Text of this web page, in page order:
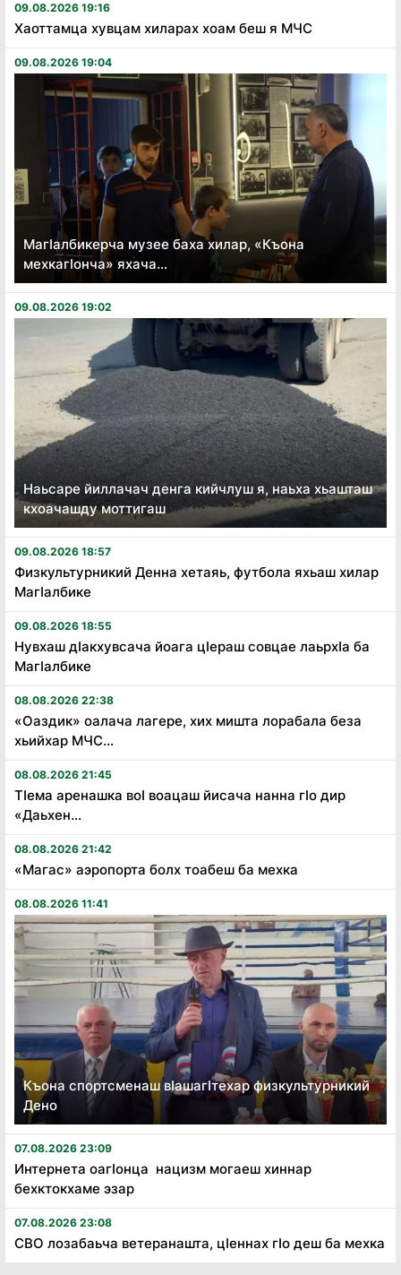
09.08.2026 19:16
Хаоттамца хувцам хиларах хоам беш я МЧС
09.08.2026 19:04
Магӏалбикерча музее баха хилар, «Къона
мехкагӏонча» яхача...
09.08.2026 19:02
Наьсаре йиллачач денга кийчлуш я, наьха хьашташ
кхоачашду моттигаш
09.08.2026 18:57
Физкультурникий Денна хетаяь, футбола яхьаш хилар
Магӏалбике
09.08.2026 18:55
Нувхаш дӏакхувсача йоага цӏераш совцае лаьрхӏа ба
Магӏалбике
08.08.2026 22:38
«Оаздик» оалача лагере, хих мишта лорабала беза
хьийхар МЧС...
08.08.2026 21:45
Тӏема аренашка воӏ воацаш йисача нанна гӏо дир
«Даьхен...
08.08.2026 21:42
«Магас» аэропорта болх тоабеш ба мехка
08.08.2026 11:41
Къона спортсменаш вӏашагӏтехар физкультурникий
Дено
07.08.2026 23:09
Интернета оагӏонца нацизм могаеш хиннар
бехктокхаме эзар
07.08.2026 23:08
СВО лозабаьча ветеранашта, цӏеннах гӏо деш ба мехка